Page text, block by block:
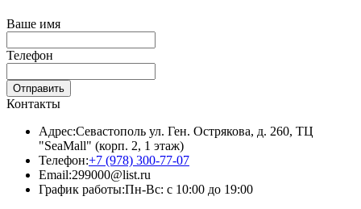
Ваше имя
Телефон
Отправить
Контакты
Адрес:Севастополь ул. Ген. Острякова, д. 260, ТЦ
"SeaMall" (корп. 2, 1 этаж)
Телефон:+7 (978) 300-77-07
Email:299000@list.ru
График работы:Пн-Вс: с 10:00 до 19:00